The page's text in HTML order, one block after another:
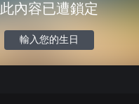
此內容已遭鎖定
輸入您的生日